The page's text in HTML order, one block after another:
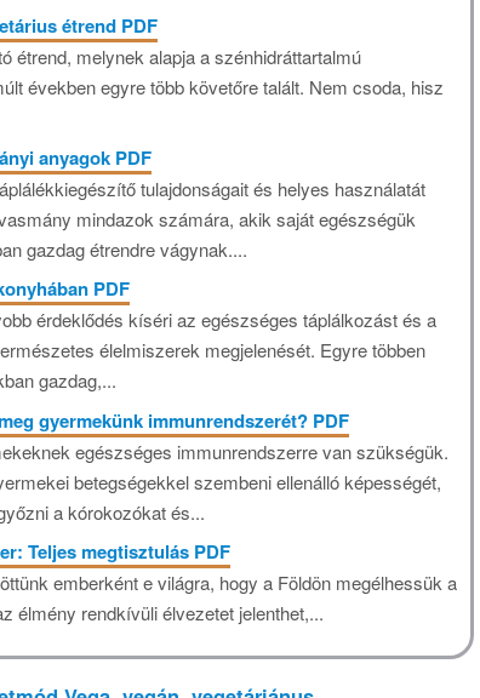
étrend PDF
étrend, melynek alapja a szénhidráttartalmú
években egyre több követőre talált. Nem csoda, hisz
anyagok PDF
tulajdonságait és helyes használatát
mindazok számára, akik saját egészségük
gazdag étrendre vágynak....
PDF
érdeklődés kíséri az egészséges táplálkozást és a
élelmiszerek megjelenését. Egyre többen
gazdag,...
gyermekünk immunrendszerét? PDF
egészséges immunrendszerre van szükségük.
betegségekkel szembeni ellenálló képességét,
a kórokozókat és...
Teljes megtisztulás PDF
emberként e világra, hogy a Földön megélhessük a
élmény rendkívüli élvezetet jelenthet,...